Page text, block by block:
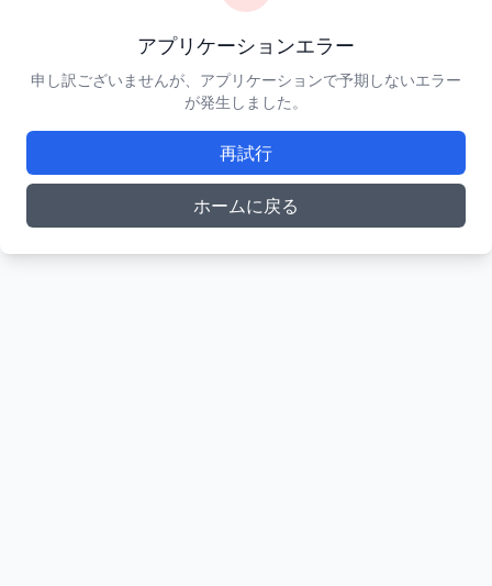
アプリケーションエラー
申し訳ございませんが、アプリケーションで予期しないエラー
が発生しました。
再試行
ホームに戻る